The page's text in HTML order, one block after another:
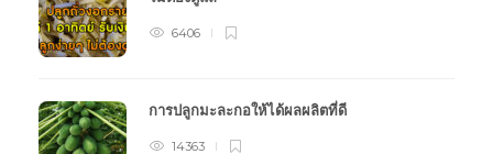
6406
การปลูกมะละกอให้ได้ผลผลิตที่ดี
14363